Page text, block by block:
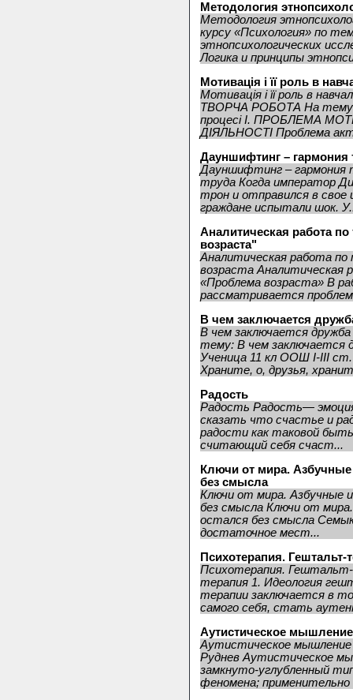
Методология
Методология
курсу «Психология» по
этнопсихологических
Логика и принципы
Мотивація і її роль в
Мотивація і її роль в
ТВОРЧА РОБОТА На тему:
процесі І. ПРОБЛЕМА
ДІЯЛЬНОСТІ Проблема
Дауншифтинг – гармония
Дауншифтинг – гармония
труда Когда император
трон и отправился в
граждане испытали шок.
Аналитическая работа
возраста"
Аналитическая работа
возраста
«Проблема возраста» В
рассматривается
В чем заключается
В чем заключается
тему: В чем заключается
Ученица 11 кл ООШ I-III
Храните, о, друзья,
Радость
Радость Радость—
сказать что счастье и
радости как таковой
считающий себя счаст...
Ключи от мира.
без смысла
Ключи от мира. Азбучные
без смысла Ключи от
остался без смысла
достаточное мест...
Психотерапия. Гештальт-
Психотерапия.
терапия 1. Идеология
терапии заключается в
самого себя, стать
Аутистическое мышление
Аутистическое
Руднев Аутистическое
замкнуто-углубленный
феномена; применительно